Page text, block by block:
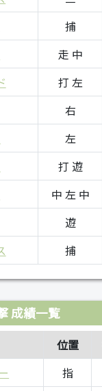
捕
走 中
打 左
右
左
打 遊
中 左 中
遊
捕
成績一覧
位置
指